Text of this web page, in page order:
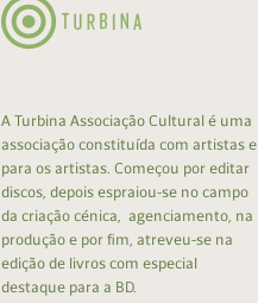
A Turbina Associação Cultural é uma
associação constituída com artistas e
para os artistas. Começou por editar
discos, depois espraiou-se no campo
da criação cénica, agenciamento, na
produção e por fim, atreveu-se na
edição de livros com especial
destaque para a BD.